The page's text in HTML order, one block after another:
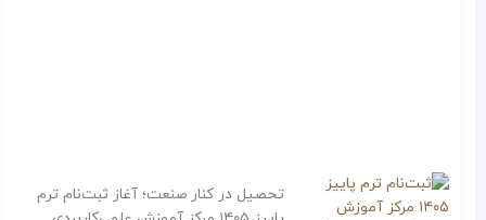
تحصیل در کنار صنعت؛ آغاز ثبت‌نام ترم